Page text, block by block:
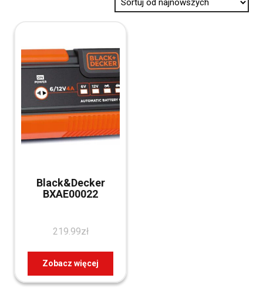
Black&Decker
BXAE00022
219.99zł
Zobacz więcej